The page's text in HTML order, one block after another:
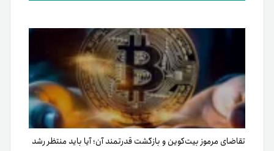
تقاضای مرموز بیت‌کوین و بازگشت قدرتمند آن؛ آیا باید منتظر رشد